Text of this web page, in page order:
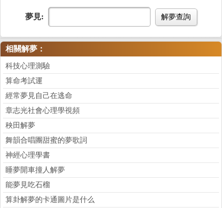
夢見: 解夢查詢
相關解夢：
科技心理測驗
算命考試運
經常夢見自己在逃命
章志光社會心理學視頻
秧田解夢
舞韻合唱團甜蜜的夢歌詞
神經心理學書
睡夢開車撞人解夢
能夢見吃石榴
算卦解夢的卡通圖片是什么